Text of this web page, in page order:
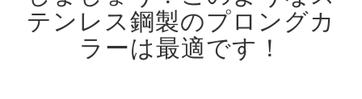
テンレス鋼製のプロングカ
ラーは最適です！